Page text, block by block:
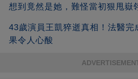
想到竟然是她，難怪當初狠甩嶽
43歲演員王凱猝逝真相！法醫完
果令人心酸